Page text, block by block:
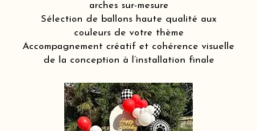
arches sur-mesure
Sélection de ballons haute qualité aux
couleurs de votre thème
Accompagnement créatif et cohérence visuelle
de la conception à l’installation finale